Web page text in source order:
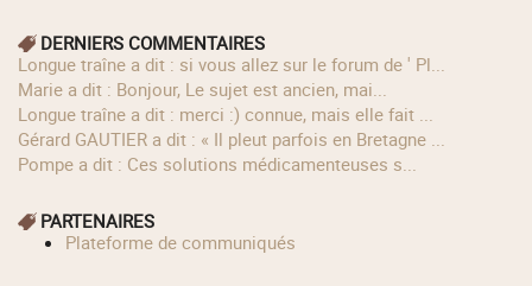
DERNIERS COMMENTAIRES
longue traîne a dit : si vous allez sur le forum de ' Pl...
Marie a dit : Bonjour, Le sujet est ancien, mai...
longue traîne a dit : merci :) connue, mais elle fait ...
Gérard GAUTIER a dit : « Il pleut parfois en Bretagne ...
Pompe a dit : Ces solutions médicamenteuses s...
PARTENAIRES
Plateforme de communiqués